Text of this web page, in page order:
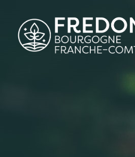
contenu
principal